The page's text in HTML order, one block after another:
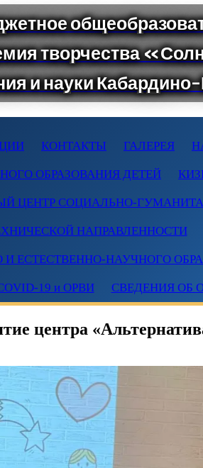
КОНТАКТЫ ГАЛЕРЕЯ
ОБРАЗОВАНИЯ ДЕТЕЙ
ЦЕНТР СОЦИАЛЬНО-
НАПРАВЛЕННОСТИ
ЕСТЕСТВЕННО-НАУЧНОГО
19 и ОРВИ СВЕДЕНИЯ ОБ
центра